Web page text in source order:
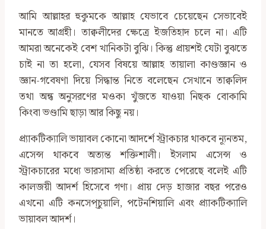
আমি আল্লাহর হুকুমকে আল্লাহ যেভাবে চেয়েছেন সেভাবেই
মানতে আগ্রহী। তাক্বলীদের ক্ষেত্রে ইজতিহাদ চলে না। এটি
আমরা অনেকেই বেশ খানিকটা বুঝি। কিন্তু প্রায়শই যেটা বুঝতে
চাই না তা হলো, যেসব বিষয়ে আল্লাহ তায়ালা কাণ্ডজ্ঞান ও
জ্ঞান-গবেষণা দিয়ে সিদ্ধান্ত নিতে বলেছেন সেখানে তাক্বলিদ
তথা অন্ধ অনুসরণের মওকা খুঁজতে যাওয়া নিছক বোকামি
কিংবা ভণ্ডামি ছাড়া আর কিছু নয়।
প্র্যাকটিক্যালি ভায়াবল কোনো আদর্শে স্ট্রাকচার থাকবে ন্যূনতম,
এসেন্স থাকবে অত্যন্ত শক্তিশালী। ইসলাম এসেন্স ও
স্ট্রাকচারের মধ্যে ভারসাম্য প্রতিষ্ঠা করতে পেরেছে বলেই এটি
কালজয়ী আদর্শ হিসেবে গণ্য। প্রায় দেড় হাজার বছর পরেও
এখনো এটি কনসেপ্চুয়ালি, পটেনশিয়ালি এবং প্র্যাকটিক্যালি
ভায়াবল আদর্শ।